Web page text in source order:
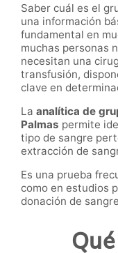
Saber cuál es el
una información
fundamental en
muchas personas
necesitan una
transfusión,
clave en
La analítica de
Palmas permite
tipo de sangre
extracción de
Es una prueba
como en estudios
donación de